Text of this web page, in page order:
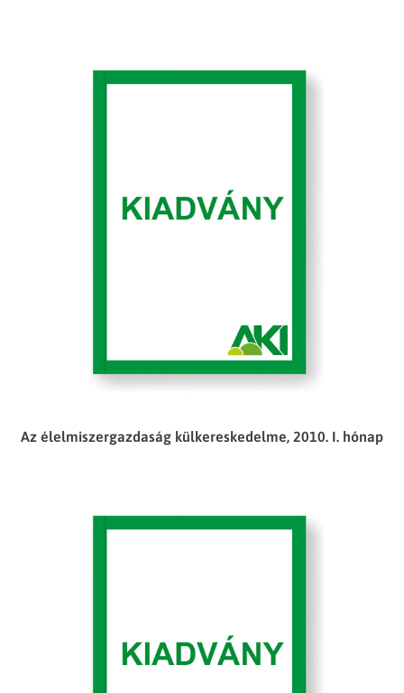
Az élelmiszergazdaság külkereskedelme, 2010. I. hónap